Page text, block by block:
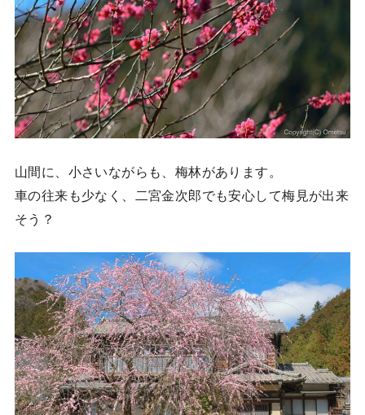
山間に、小さいながらも、梅林があります。
車の往来も少なく、二宮金次郎でも安心して梅見が出来
そう？